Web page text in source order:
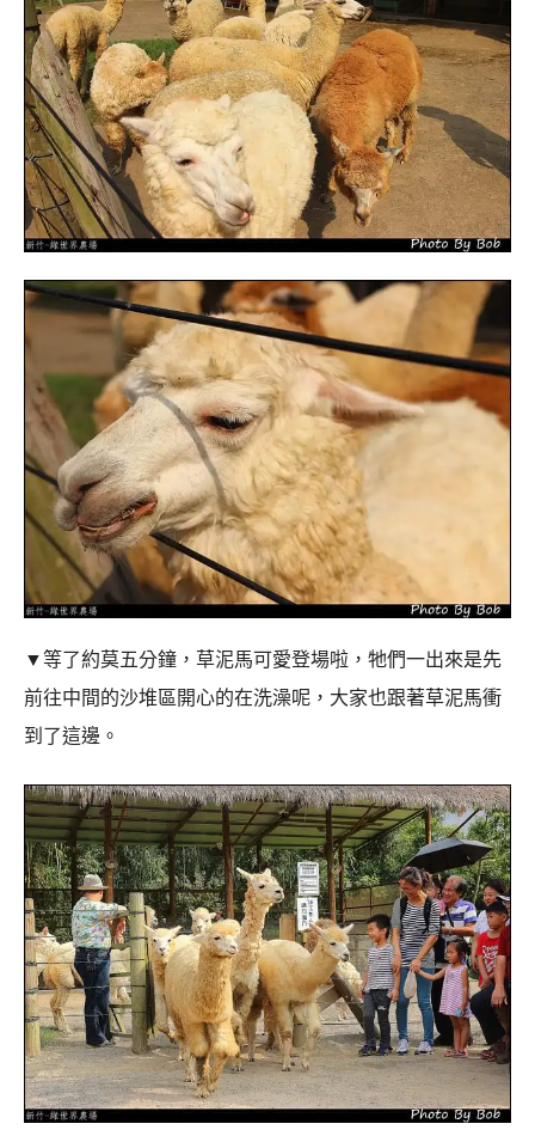
▼等了約莫五分鐘，草泥馬可愛登場啦，牠們一出來是先
前往中間的沙堆區開心的在洗澡呢，大家也跟著草泥馬衝
到了這邊。